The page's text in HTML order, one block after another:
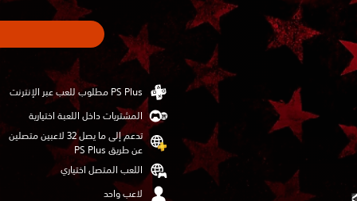
المشتريات داخل اللعبة اختيارية
تدعم إلى ما يصل 32 لاعبين متصلين
عن طريق PS Plus‏
اللعب المتصل اختياري
لاعب واحد